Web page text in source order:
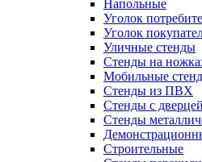
Напольные
Уголок
Уголок
Уличные стенды
Стенды на
Мобильные
Стенды из ПВХ
Стенды с дверцей
Стенды
Строительные